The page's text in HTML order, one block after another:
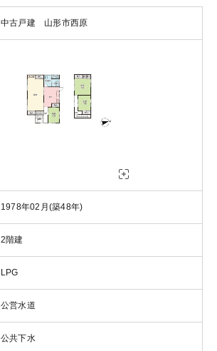
中古戸建 山形市西原
1978年02月(築48年)
2階建
LPG
公営水道
公共下水